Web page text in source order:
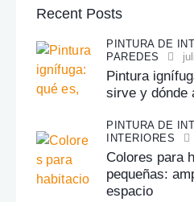
Recent Posts
PINTURA DE
PAREDES
Pintura
sirve y dónde
PINTURA DE
INTERIORES
Colores para
pequeñas:
espacio